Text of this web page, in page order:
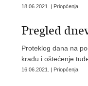
18.06.2021. | Priopćenja
Pregled
Proteklog dana na
krađu i oštećenje
16.06.2021. | Priopćenja